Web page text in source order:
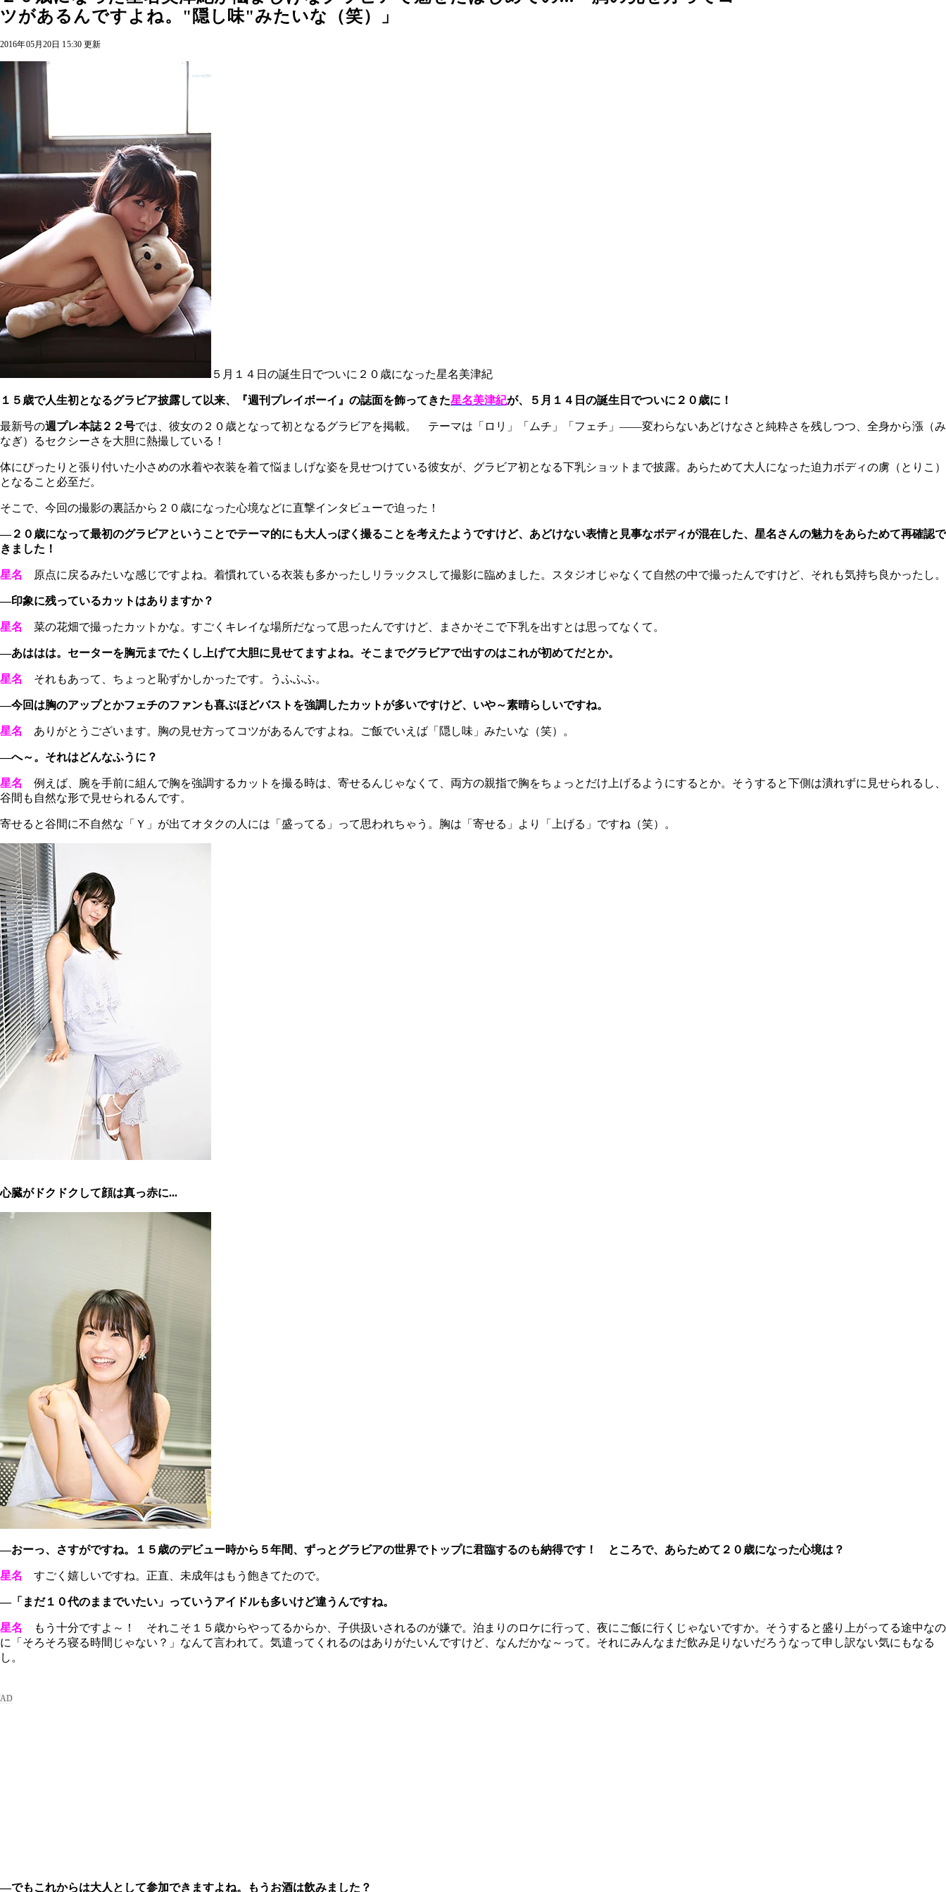
ツがあるんですよね。"隠し味"みたいな（笑）」
2016年05月20日 15:30 更新
５月１４日の誕生日でついに２０歳になった星名美津紀
１５歳で人生初となるグラビア披露して以来、『週刊プレイボーイ』の誌面を飾ってきた星名美津紀が、５月１４日の誕生日でついに２０歳に！
最新号の週プレ本誌２２号では、彼女の２０歳となって初となるグラビアを掲載。 テーマは「ロリ」「ムチ」「フェチ」――変わらないあどけなさと純粋さを残しつつ、全身から漲（み
なぎ）るセクシーさを大胆に熱撮している！
体にぴったりと張り付いた小さめの水着や衣装を着て悩ましげな姿を見せつけている彼女が、グラビア初となる下乳ショットまで披露。あらためて大人になった迫力ボディの虜（とりこ）
となること必至だ。
そこで、今回の撮影の裏話から２０歳になった心境などに直撃インタビューで迫った！
―２０歳になって最初のグラビアということでテーマ的にも大人っぽく撮ることを考えたようですけど、あどけない表情と見事なボディが混在した、星名さんの魅力をあらためて再確認で
きました！
星名 原点に戻るみたいな感じですよね。着慣れている衣装も多かったしリラックスして撮影に臨めました。スタジオじゃなくて自然の中で撮ったんですけど、それも気持ち良かったし。
―印象に残っているカットはありますか？
星名 菜の花畑で撮ったカットかな。すごくキレイな場所だなって思ったんですけど、まさかそこで下乳を出すとは思ってなくて。
―あははは。セーターを胸元までたくし上げて大胆に見せてますよね。そこまでグラビアで出すのはこれが初めてだとか。
星名 それもあって、ちょっと恥ずかしかったです。うふふふ。
―今回は胸のアップとかフェチのファンも喜ぶほどバストを強調したカットが多いですけど、いや～素晴らしいですね。
星名 ありがとうございます。胸の見せ方ってコツがあるんですよね。ご飯でいえば「隠し味」みたいな（笑）。
―へ～。それはどんなふうに？
星名
例えば、腕を手前に組んで胸を強調するカットを撮る時は、寄せるんじゃなくて、両方の親指で胸をちょっとだけ上げるようにするとか。そうすると下側は潰れずに見せられるし、
谷間も自然な形で見せられるんです。
寄せると谷間に不自然な「Ｙ」が出てオタクの人には「盛ってる」って思われちゃう。胸は「寄せる」より「上げる」ですね（笑）。
心臓がドクドクして顔は真っ赤に...
―おーっ、さすがですね。１５歳のデビュー時から５年間、ずっとグラビアの世界でトップに君臨するのも納得です！ ところで、あらためて２０歳になった心境は？
星名 すごく嬉しいですね。正直、未成年はもう飽きてたので。
―「まだ１０代のままでいたい」っていうアイドルも多いけど違うんですね。
星名
もう十分ですよ～！ それこそ１５歳からやってるからか、子供扱いされるのが嫌で。泊まりのロケに行って、夜にご飯に行くじゃないですか。そうすると盛り上がってる途中なの
に「そろそろ寝る時間じゃない？」なんて言われて。気遣ってくれるのはありがたいんですけど、なんだかな～って。それにみんなまだ飲み足りないだろうなって申し訳ない気にもなる
し。
―でもこれからは大人として参加できますよね。もうお酒は飲みました？